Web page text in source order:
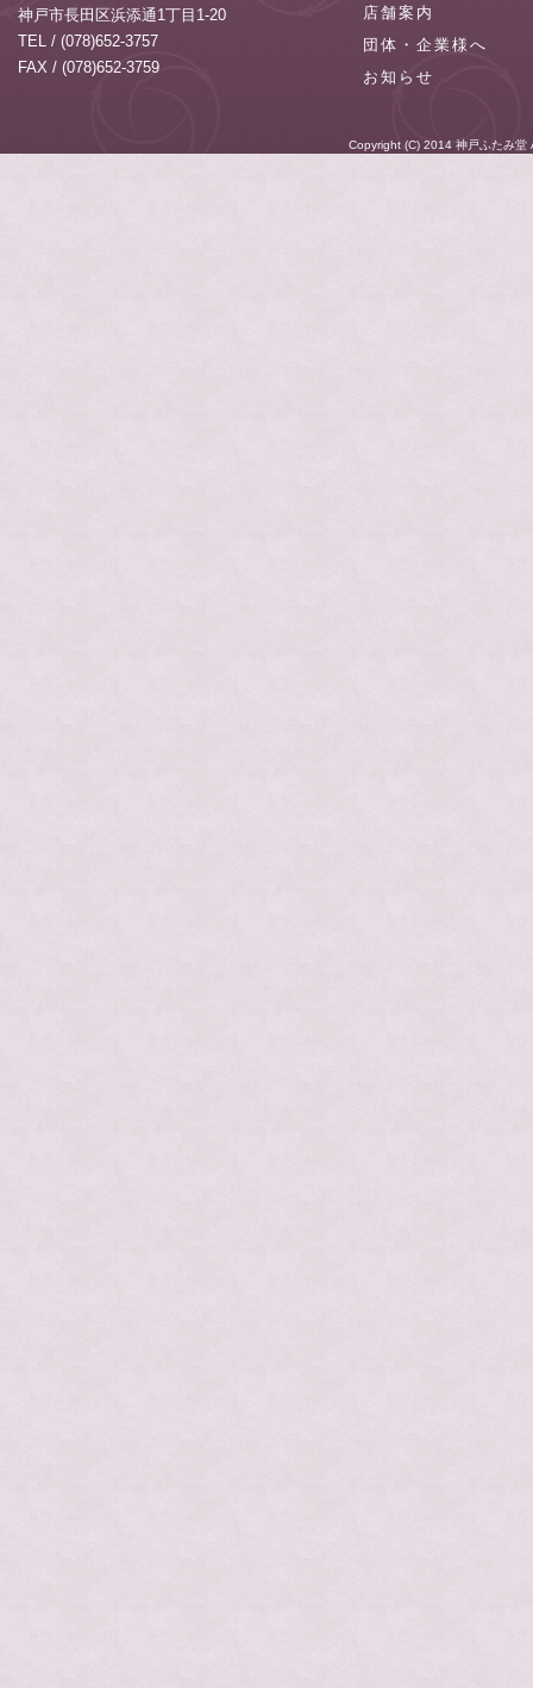
神戸市長田区浜添通1丁目1-20
TEL / (078)652-3757
FAX / (078)652-3759
店舗案内
団体・企業様へ
お知らせ
Copyright (C) 2014神戸ふたみ堂